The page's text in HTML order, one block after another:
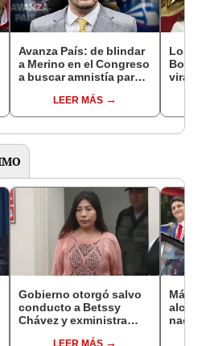
Avanza País: de blindar
a Merino en el Congreso
a buscar amnistía para
LEER MÁS
Los
Gobierno otorgó salvo
conducto a Betssy
Chávez y exministra
LEER MÁS
Más